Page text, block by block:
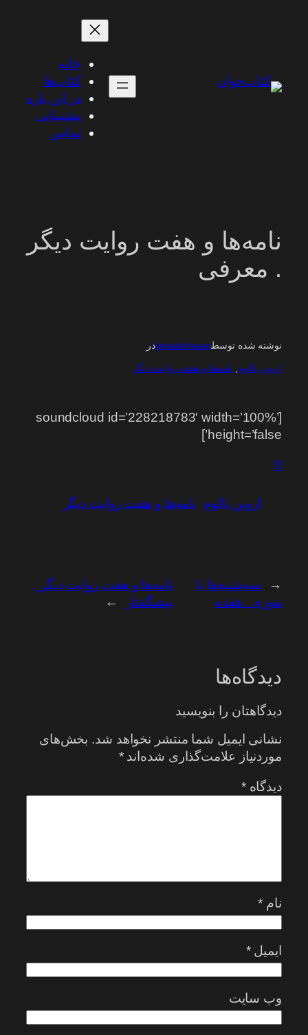
خانه
کتاب‌ها
در این باره
پشتیبانی
تماس
نامه‌ها و هفت روایت دیگر
. معرفی
نوشته شده توسطketaabkhaanدر
اروین یالوم نامه‌ها و هفت روایت دیگر
[soundcloud id=’228218783′ width=’100%’
height=’false’]
0
اروین یالوم نامه‌ها و هفت روایت دیگر
←
سه‌شنبه‌ها با
موری . هفده
نامه‌ها و هفت روایت دیگر .
پیشگفتار
→
دیدگاه‌ها
دیدگاهتان را بنویسید
نشانی ایمیل شما منتشر نخواهد شد. بخش‌های
موردنیاز علامت‌گذاری شده‌اند*
دیدگاه*
نام *
ایمیل*
وب‌ سایت